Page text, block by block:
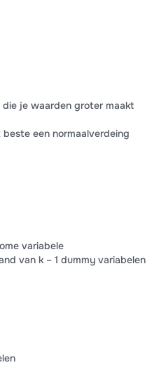
je waarden groter maakt
een normaalverdeing
variabele
van k – 1 dummy variabelen